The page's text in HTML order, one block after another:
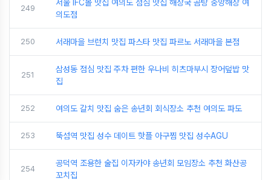
249
서울 IFC몰 맛집 여의도 점심 맛집 해장국 곰탕 중앙해장 여
의도점
250 서래마을 브런치 맛집 파스타 맛집 파르노 서래마을 본점
251
삼성동 점심 맛집 주차 편한 우나비 히츠마부시 장어덮밥 맛
집
252 여의도 갈치 맛집 숨은 송년회 회식장소 추천 여의도 파도
253 뚝섬역 맛집 성수 데이트 핫플 아구찜 맛집 성수AGU
254
공덕역 조용한 술집 이자카야 송년회 모임장소 추천 화산공
꼬치집